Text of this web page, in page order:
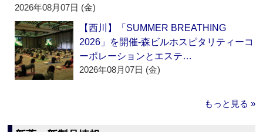
2026年08月07日 (金)
【西川】「SUMMER BREATHING
2026」を開催‐森ビルホスピタリティーコ
ーポレーションとエステ…
2026年08月07日 (金)
もっと見る »